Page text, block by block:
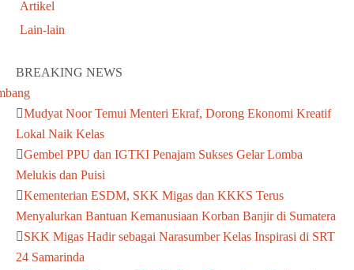
Artikel
Lain-lain
BREAKING NEWS
Mudyat Noor Temui Menteri Ekraf, Dorong Ekonomi Kreatif
Lokal Naik Kelas
Gembel PPU dan IGTKI Penajam Sukses Gelar Lomba
Melukis dan Puisi
Kementerian ESDM, SKK Migas dan KKKS Terus
Menyalurkan Bantuan Kemanusiaan Korban Banjir di Sumatera
SKK Migas Hadir sebagai Narasumber Kelas Inspirasi di SRT
24 Samarinda